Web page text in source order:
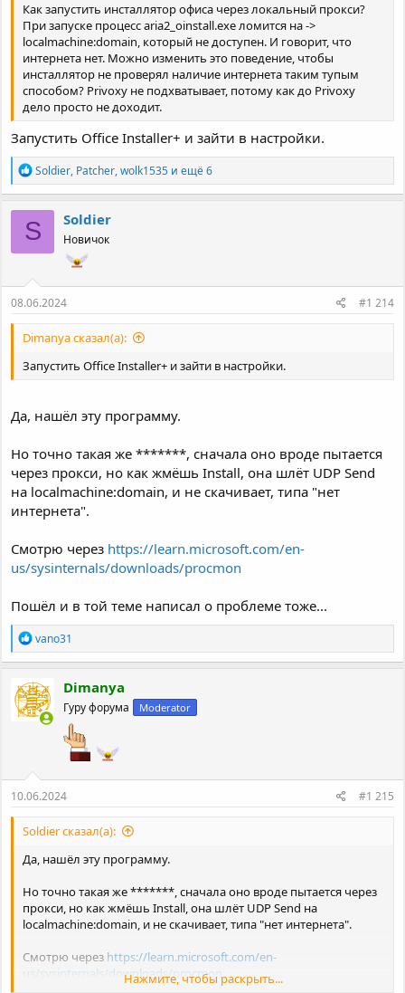
Как запустить инсталлятор офиса через локальный прокси?
При запуске процесс aria2_oinstall.exe ломится на ->
localmachine:domain, который не доступен. И говорит, что
интернета нет. Можно изменить это поведение, чтобы
инсталлятор не проверял наличие интернета таким тупым
способом? Privoxy не подхватывает, потому как до Privoxy
дело просто не доходит.
Запустить Office Installer+ и зайти в настройки.
Р
е
а
к
ц
и
и
Soldier, Patcher,wolk1535 и ещё 6
S Soldier
Новичок
08.06.2024 #1 214
Dimanya сказал(а):
Запустить Office Installer+ и зайти в настройки.
Да, нашёл эту программу.
Но точно такая же *******, сначала оно вроде пытается
через прокси, но как жмёшь Install, она шлёт UDP Send
на localmachine:domain, и не скачивает, типа "нет
интернета".
Смотрю через https://learn.microsoft.com/en-
us/sysinternals/downloads/procmon
Пошёл и в той теме написал о проблеме тоже...
Р
е
а
к
ц
и
и
vano31
Dimanya
Гуру форума Moderator
10.06.2024 #1 215
Soldier сказал(а):
Да, нашёл эту программу.
Но точно такая же *******, сначала оно вроде пытается через
прокси, но как жмёшь Install, она шлёт UDP Send на
localmachine:domain, и не скачивает, типа "нет интернета".
Смотрю через https://learn.microsoft.com/en-
us/sysinternals/downloads/procmon
Нажмите, чтобы раскрыть...